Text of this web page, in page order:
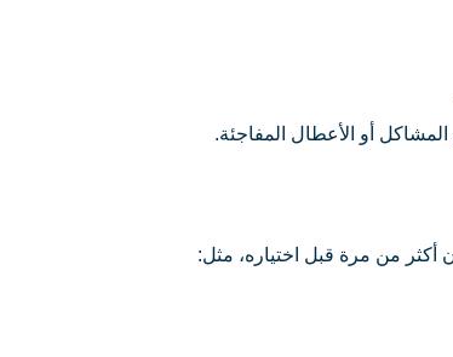
أو الأعطال المفاجئة.
أكثر من مرة قبل اختياره، مثل: